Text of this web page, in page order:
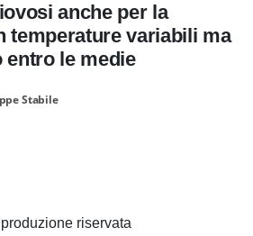
anche per la
temperature variabili ma
entro le medie
Stabile
riservata